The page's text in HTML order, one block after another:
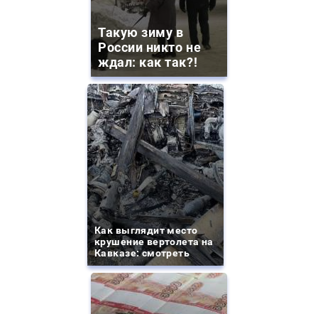
Такую зиму в
России никто не
ждал: как так?!
Как выглядит место
крушение вертолета на
Кавказе: смотреть